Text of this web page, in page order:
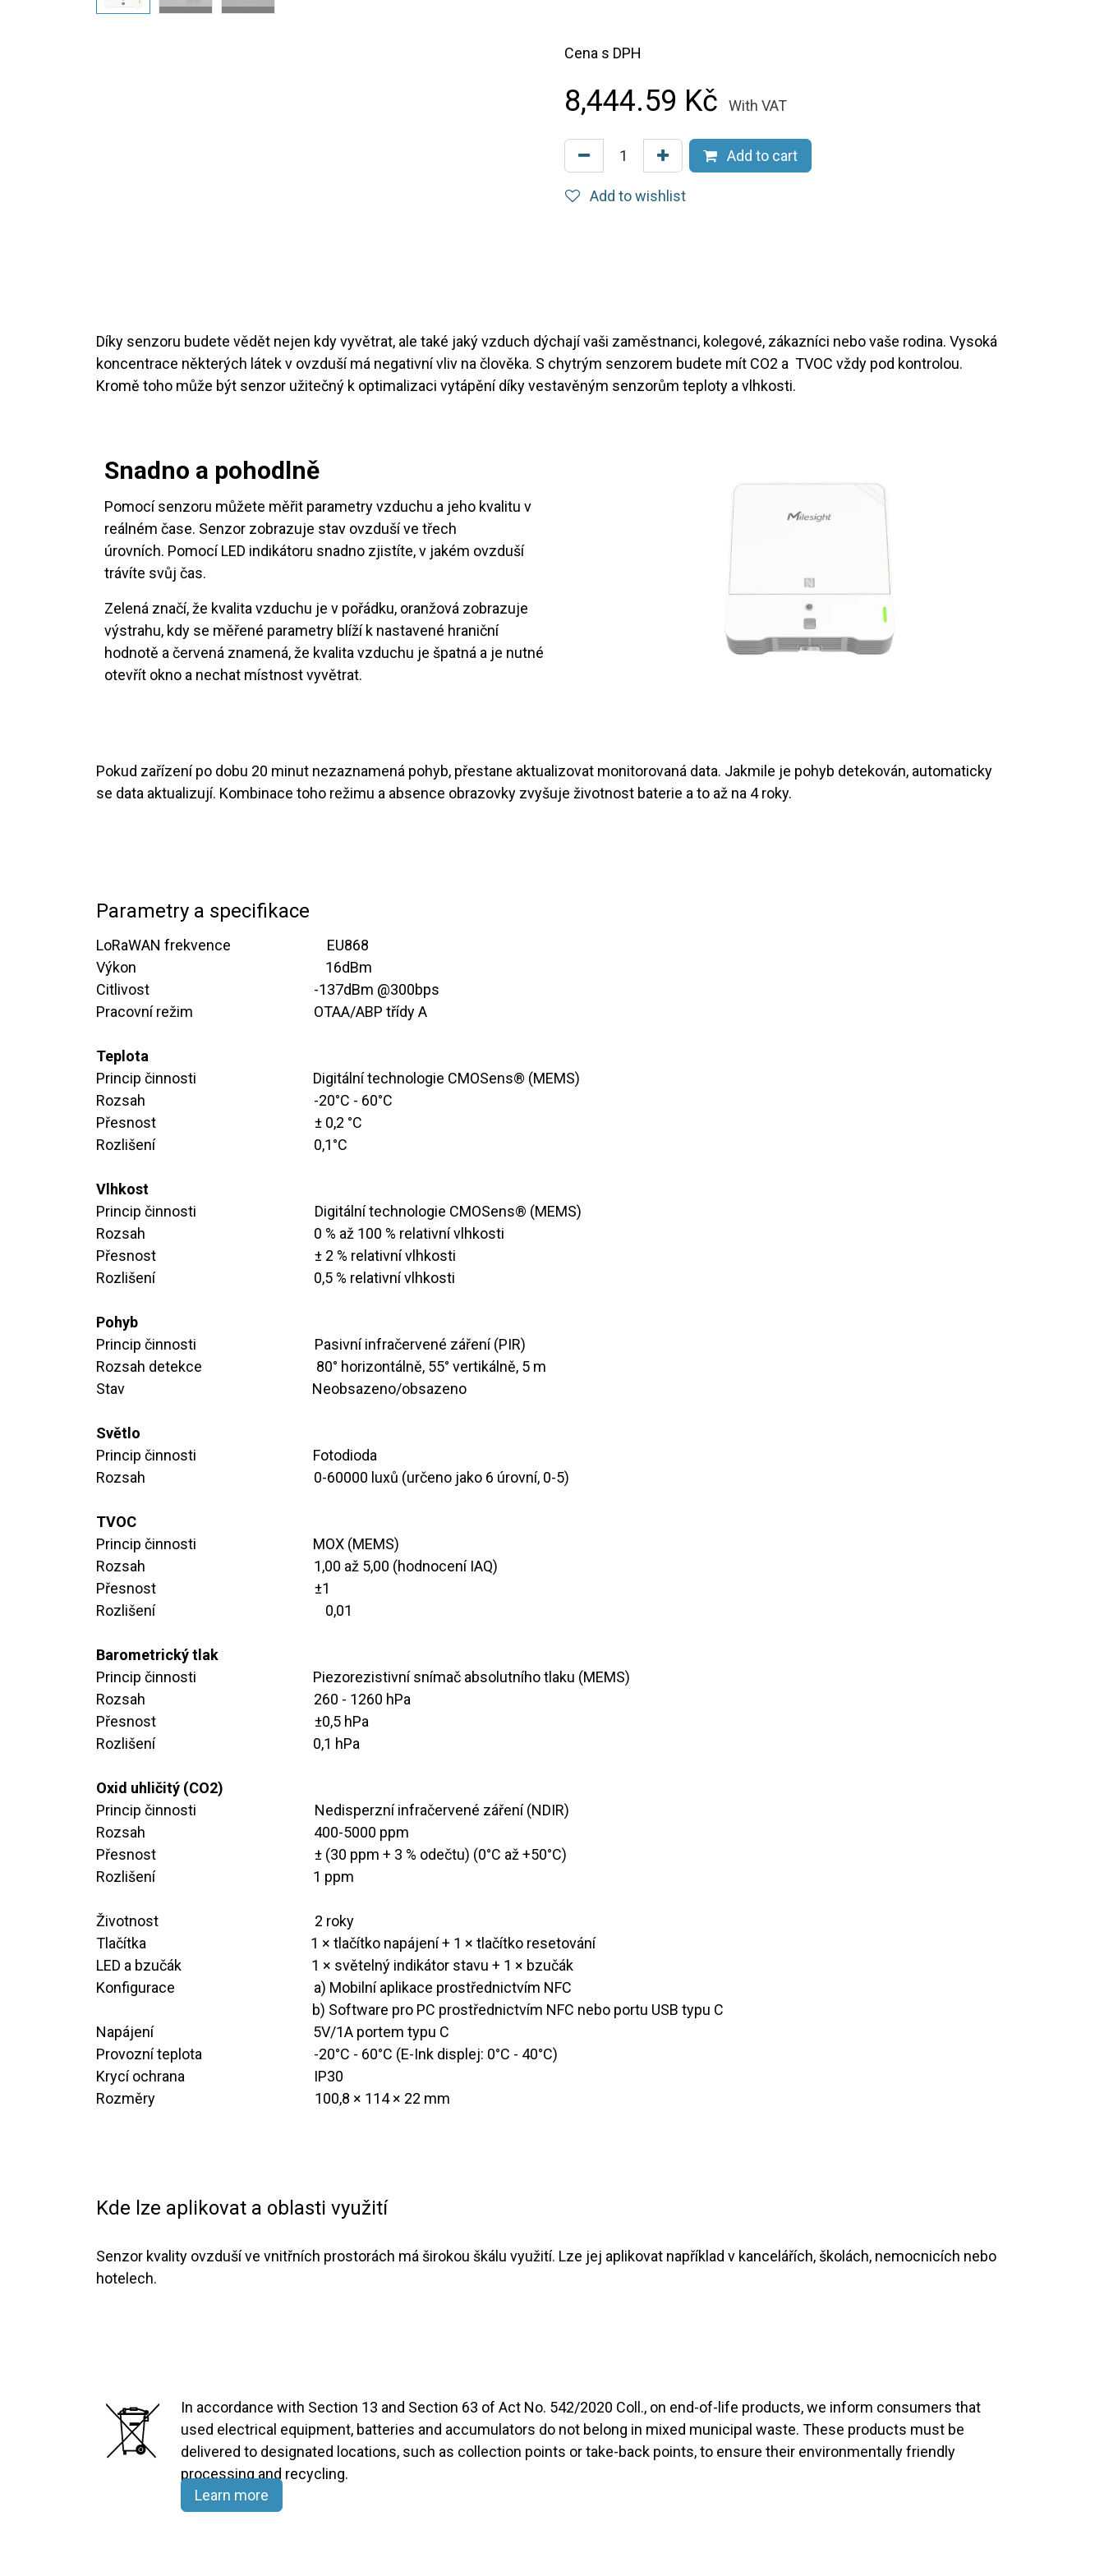
Cena s DPH
8,444.59 Kč With VAT
Add to cart
Add to wishlist
Díky senzoru budete vědět nejen kdy vyvětrat, ale také jaký vzduch dýchají vaši zaměstnanci, kolegové, zákazníci nebo vaše rodina. Vysoká
koncentrace některých látek v ovzduší má negativní vliv na člověka. S chytrým senzorem budete mít CO2 a TVOC vždy pod kontrolou.
Kromě toho může být senzor užitečný k optimalizaci vytápění díky vestavěným senzorům teploty a vlhkosti.
Snadno a pohodlně
Pomocí senzoru můžete měřit parametry vzduchu a jeho kvalitu v
reálném čase. Senzor zobrazuje stav ovzduší ve třech
úrovních. Pomocí LED indikátoru snadno zjistíte, v jakém ovzduší
trávíte svůj čas.
Zelená značí, že kvalita vzduchu je v pořádku, oranžová zobrazuje
výstrahu, kdy se měřené parametry blíží k nastavené hraniční
hodnotě a červená znamená, že kvalita vzduchu je špatná a je nutné
otevřít okno a nechat místnost vyvětrat.
Pokud zařízení po dobu 20 minut nezaznamená pohyb, přestane aktualizovat monitorovaná data. Jakmile je pohyb detekován, automaticky
se data aktualizují. Kombinace toho režimu a absence obrazovky zvyšuje životnost baterie a to až na 4 roky.
Parametry a specifikace
LoRaWAN frekvence ​ ​ ​ ​ ​ ​
EU868
Výkon ​ ​ ​ ​ ​ ​ ​ ​ ​​
​16dBm
Citlivost ​ ​ ​ ​ ​ ​
​​​​-137dBm @300bps
Pracovní režim ​ ​ ​ ​ ​ ​
​​OTAA/ABP třídy A
Teplota
Princip činnosti ​ ​ ​ ​ ​ ​​
​Digitální technologie CMOSens® (MEMS)
Rozsah ​ ​ ​ ​ ​ ​ ​ ​
​​​-20°C - 60°C
Přesnost ​ ​ ​ ​ ​ ​ ​ ​ ​
​± 0,2 °C
Rozlišení ​ ​ ​ ​ ​ ​ ​
​​​0,1°C
Vlhkost
Princip činnosti ​ ​ ​​
​Digitální technologie CMOSens® (MEMS)
Rozsah ​ ​ ​ ​ ​ ​ ​ ​ ​ ​
​0 % až 100 % relativní vlhkosti
Přesnost ​ ​ ​ ​ ​ ​ ​ ​
​​± 2 % relativní vlhkosti
Rozlišení ​ ​ ​ ​ ​ ​ ​ ​​
​0,5 % relativní vlhkosti
Pohyb
Princip činnosti ​ ​
​​Pasivní infračervené záření (PIR)
Rozsah detekce ​ ​ ​ ​ ​ ​ ​
​80° horizontálně, 55° vertikálně, 5 m
Stav ​ ​ ​ ​ ​ ​ ​ ​ ​ ​
​​Neobsazeno/obsazeno
Světlo
Princip činnosti ​ ​ ​ ​ ​ ​​
​Fotodioda
Rozsah ​ ​ ​ ​ ​ ​ ​ ​ ​​
​0-60000 luxů (určeno jako 6 úrovní, 0-5)
TVOC
Princip činnosti ​ ​ ​ ​ ​ ​ ​
​MOX (MEMS)
Rozsah ​ ​ ​ ​ ​ ​ ​ ​ ​ ​
​1,00 až 5,00 (hodnocení IAQ)
Přesnost ​ ​ ​ ​ ​ ​ ​ ​
​​±1
Rozlišení ​ ​ ​ ​ ​ ​ ​ ​
​0,01
Barometrický tlak
Princip činnosti ​ ​ ​ ​ ​ ​​
​Piezorezistivní snímač absolutního tlaku (MEMS)
Rozsah ​ ​ ​ ​ ​ ​ ​ ​ ​
​​260 - 1260 hPa
Přesnost ​ ​ ​ ​ ​ ​ ​ ​
​​±0,5 hPa
Rozlišení ​ ​ ​ ​ ​ ​ ​ ​
​0,1 hPa
Oxid uhličitý (CO2)
Princip činnosti ​ ​ ​
​Nedisperzní infračervené záření (NDIR)
Rozsah ​ ​ ​ ​ ​ ​ ​ ​ ​ ​
​400-5000 ppm
Přesnost ​ ​ ​ ​ ​ ​ ​ ​ ​
​± (30 ppm + 3 % odečtu) (0°C až +50°C)
Rozlišení ​ ​ ​ ​ ​ ​ ​ ​ ​
​1 ppm
Životnost ​ ​ ​ ​ ​ ​ ​ ​​
​2 roky
Tlačítka ​ ​ ​ ​ ​ ​ ​ ​ ​ ​
​1 × tlačítko napájení + 1 × tlačítko resetování
LED a bzučák ​ ​ ​ ​ ​ ​
​​1 × světelný indikátor stavu + 1 × bzučák
Konfigurace ​ ​ ​ ​ ​ ​ ​ ​
​a) Mobilní aplikace prostřednictvím NFC
​b) Software pro PC prostřednictvím NFC nebo portu USB typu C
Napájení ​ ​ ​ ​ ​ ​ ​ ​
​5V/1A portem typu C
Provozní teplota ​ ​ ​ ​ ​ ​​
​-20°C - 60°C (E-Ink displej: 0°C - 40°C)
Krycí ochrana ​ ​ ​ ​ ​
​​​IP30
Rozměry ​ ​ ​ ​ ​ ​ ​ ​ ​
​100,8 × 114 × 22 mm
Kde lze aplikovat a oblasti využití
Senzor kvality ovzduší ve vnitřních prostorách má širokou škálu využití. Lze jej aplikovat například v kancelářích, školách, nemocnicích nebo
hotelech.
In accordance with Section 13 and Section 63 of Act No. 542/2020 Coll., on end-of-life products, we inform consumers that
used electrical equipment, batteries and accumulators do not belong in mixed municipal waste. These products must be
delivered to designated locations, such as collection points or take-back points, to ensure their environmentally friendly
processing and recycling.​
Learn more